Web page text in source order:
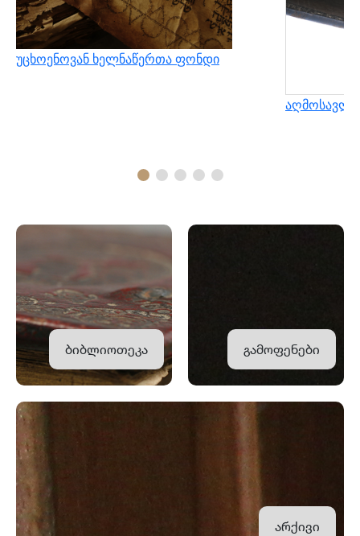
უცხოენოვან ხელნაწერთა ფონდი
ბიბლიოთეკა გამოფენები
არქივი